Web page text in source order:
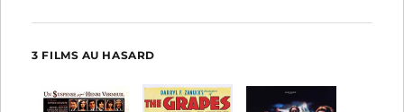
3 FILMS AU HASARD